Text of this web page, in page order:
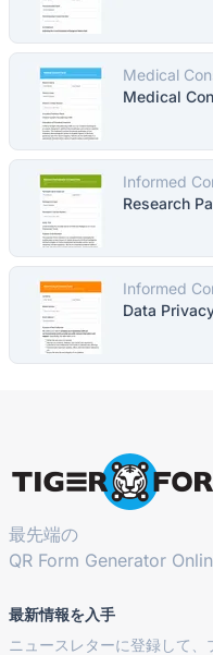
Medical
Medical
Informed
Research
Informed
Data
最先端の
QR Form Generator
最新情報を入手
ニュースレターに登録して、